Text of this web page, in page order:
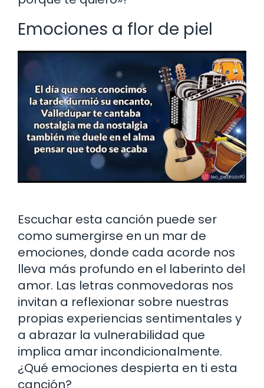
Emociones a flor de piel
Escuchar esta canción puede ser
como sumergirse en un mar de
emociones, donde cada acorde nos
lleva más profundo en el laberinto del
amor. Las letras conmovedoras nos
invitan a reflexionar sobre nuestras
propias experiencias sentimentales y
a abrazar la vulnerabilidad que
implica amar incondicionalmente.
¿Qué emociones despierta en ti esta
canción?